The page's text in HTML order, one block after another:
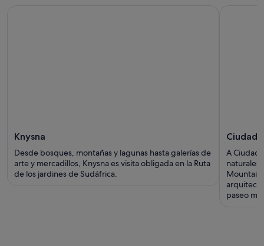
Knysna
Desde bosques, montañas y lagunas hasta galerías de
arte y mercadillos, Knysna es visita obligada en la Ruta
de los jardines de Sudáfrica.
Ciudad
A Ciudad
naturales
paseo